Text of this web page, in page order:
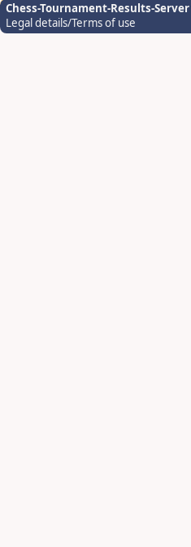
Chess-Tournament-Results-Server
Legal details/Terms of use